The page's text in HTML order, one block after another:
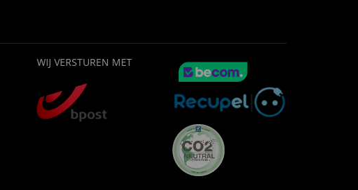
WIJ VERSTUREN MET